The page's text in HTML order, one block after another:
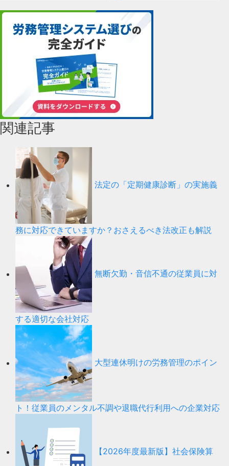
関連記事
法定の「定期健康診断」の実施義
務に対応できていますか？おさえるべき法改正も解説
無断欠勤・音信不通の従業員に対
する適切な会社対応
大型連休明けの労務管理のポイン
ト！従業員のメンタル不調や退職代行利用への企業対応
【2026年度最新版】社会保険算